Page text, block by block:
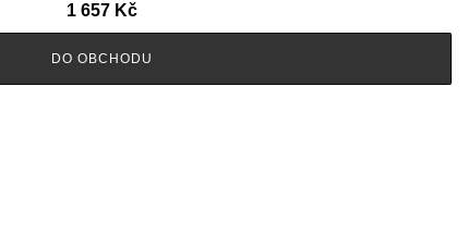
1 657 Kč
DO OBCHODU